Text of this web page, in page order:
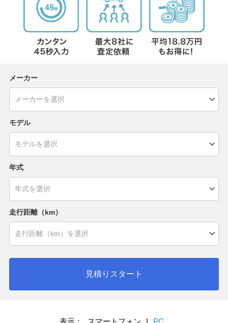
メーカー
モデル
年式
走行距離（km）
見積りスタート
表示： スマートフォン | PC